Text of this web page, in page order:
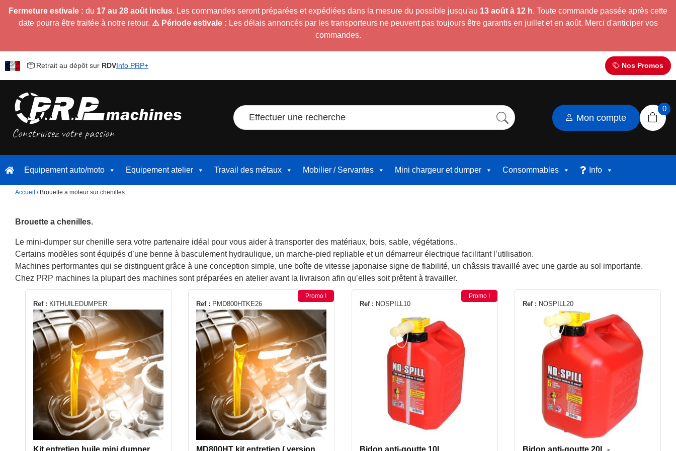
Fermeture estivale : du 17 au 28 août inclus. Les commandes seront préparées et expédiées dans la mesure du possible jusqu'au 13 août à 12 h. Toute commande passée après cette
date pourra être traitée à notre retour. ⚠️ Période estivale : Les délais annoncés par les transporteurs ne peuvent pas toujours être garantis en juillet et en août. Merci d'anticiper vos
commandes.
Retrait au dépôt sur RDVInfo PRP+ Nos Promos
Effectuer une recherche Mon compte
0
Equipement auto/moto Equipement atelier Travail des métaux Mobilier / Servantes Mini chargeur et dumper Consommables Info
Accueil / Brouette a moteur sur chenilles
Brouette a chenilles.
Le mini-dumper sur chenille sera votre partenaire idéal pour vous aider à transporter des matériaux, bois, sable, végétations..
Certains modèles sont équipés d’une benne à basculement hydraulique, un marche-pied repliable et un démarreur électrique facilitant l’utilisation.
Machines performantes qui se distinguent grâce à une conception simple, une boîte de vitesse japonaise signe de fiabilité, un châssis travaillé avec une garde au sol importante.
Chez PRP machines la plupart des machines sont préparées en atelier avant la livraison afin qu’elles soit prêtent à travailler.
Ref : KITHUILEDUMPER
Kit entretien huile mini dumper
Ref : PMD800HTKE26
Promo !
MD800HT kit entretien ( version
Ref : NOSPILL10
Promo !
Bidon anti-goutte 10L
Ref : NOSPILL20
Bidon anti-goutte 20L -